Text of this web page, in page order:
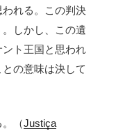
れる。この判決
しかし、この遺
ト王国と思われ
の意味は決して
（Justiça